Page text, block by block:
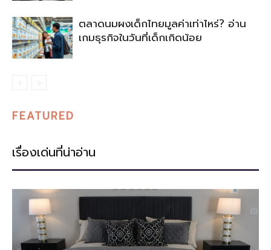
ตลาดนมผงเด็กไทยมูลค่าเท่าไหร่? อ่าน
เกมธุรกิจในวันที่เด็กเกิดน้อย
FEATURED
เรื่องเด่นที่น่าอ่าน